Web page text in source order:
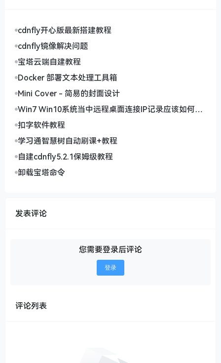
cdnfly开心版最新搭建教程
cdnfly镜像解决问题
宝塔云端自建教程
Docker 部署文本处理工具箱
Mini Cover - 简易的封面设计
Win7 Win10系统当中远程桌面连接IP记录应该如何删
除
扣字软件教程
学习通智慧树自动刷课+教程
自建cdnfly5.2.1保姆级教程
卸载宝塔命令
发表评论
您需要登录后评论
登录
评论列表